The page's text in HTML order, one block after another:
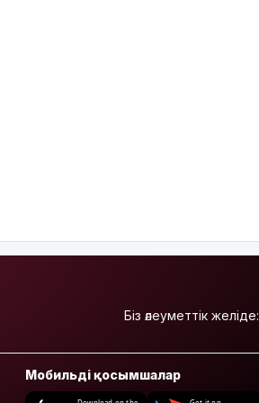
Біз әлеуметтік желіде:
Мобильді қосымшалар